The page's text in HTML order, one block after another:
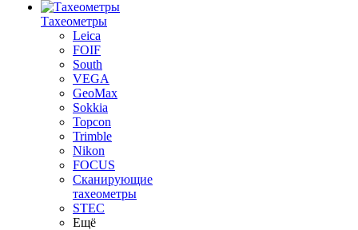
Тахеометры
Leica
FOIF
South
VEGA
GeoMax
Sokkia
Topcon
Trimble
Nikon
FOCUS
Сканирующие
тахеометры
STEC
Ещё